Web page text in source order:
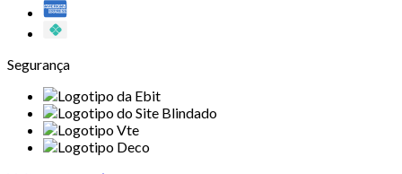
Segurança